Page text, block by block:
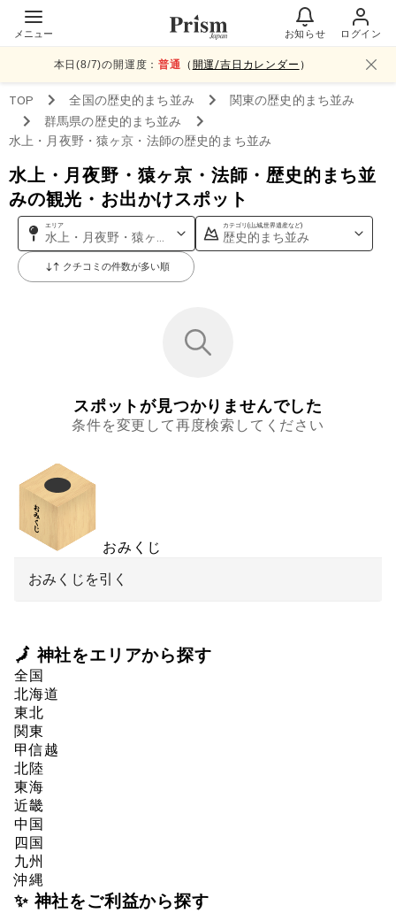
メニュー お知らせ ログイン
本日(8/7)の開運度：普通 （ 開運/吉日カレンダー ）
TOP 全国の歴史的まち並み 関東の歴史的まち並み
群馬県の歴史的まち並み
水上・月夜野・猿ヶ京・法師の歴史的まち並み
水上・月夜野・猿ヶ京・法師・歴史的まち並
みの観光・お出かけスポット
エリア
水上・月夜野・猿ヶ京・法師
カテゴリ(山,城,世界遺産など)
歴史的まち並み
クチコミの件数が多い順
スポットが見つかりませんでした
条件を変更して再度検索してください
おみくじ
おみくじを引く
🗾 神社をエリアから探す
全国
北海道
東北
関東
甲信越
北陸
東海
近畿
中国
四国
九州
沖縄
✨ 神社をご利益から探す